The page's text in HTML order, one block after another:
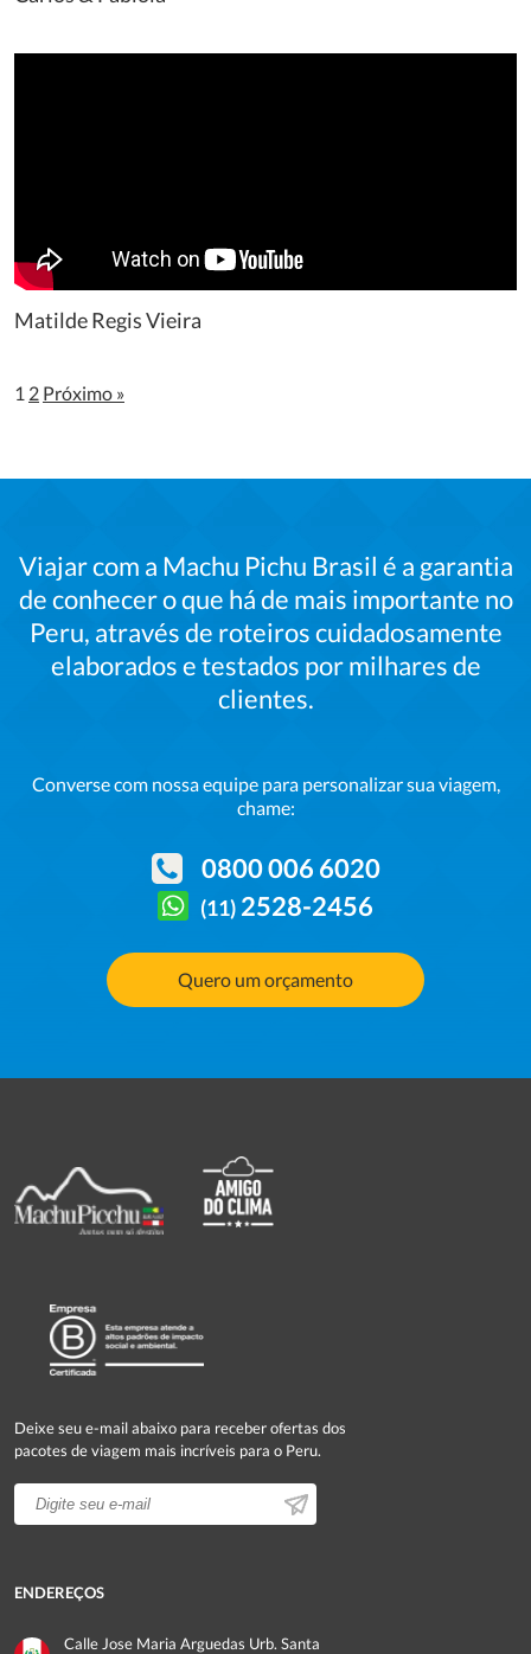
Matilde Regis Vieira
1 2 Próximo »
Viajar com a Machu Pichu Brasil é a garantia
de conhecer o que há de mais importante no
Peru, através de roteiros cuidadosamente
elaborados e testados por milhares de
clientes.
Converse com nossaequipe para personalizar sua viagem,
chame:
0800 006 6020
(11) 2528-2456
Quero um orçamento
Deixe seu e-mail abaixo para receber ofertas dos
pacotes de viagem mais incríveis para o Peru.
ENDEREÇOS
Calle Jose Maria Arguedas Urb. Santa